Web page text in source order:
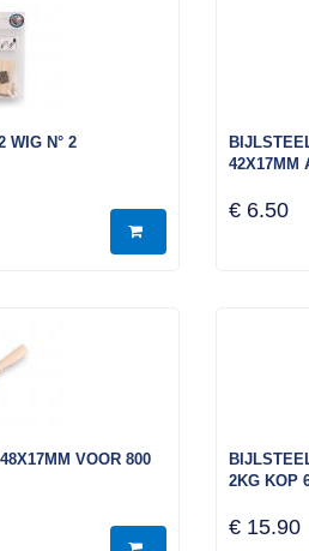
WIG N° 2
42X17MM
€ 6.50
VOOR 800
2KG KOP
€ 15.90